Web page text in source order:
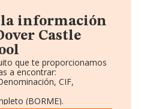
la información
Castle
que te proporcionamos
a encontrar:
CIF,
(BORME).